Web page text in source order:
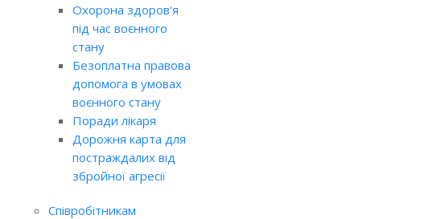
Охорона здоров'я
під час воєнного
стану
Безоплатна правова
допомога в умовах
воєнного стану
Поради лікаря
Дорожня карта для
постраждалих від
збройної агресії
Співробітникам